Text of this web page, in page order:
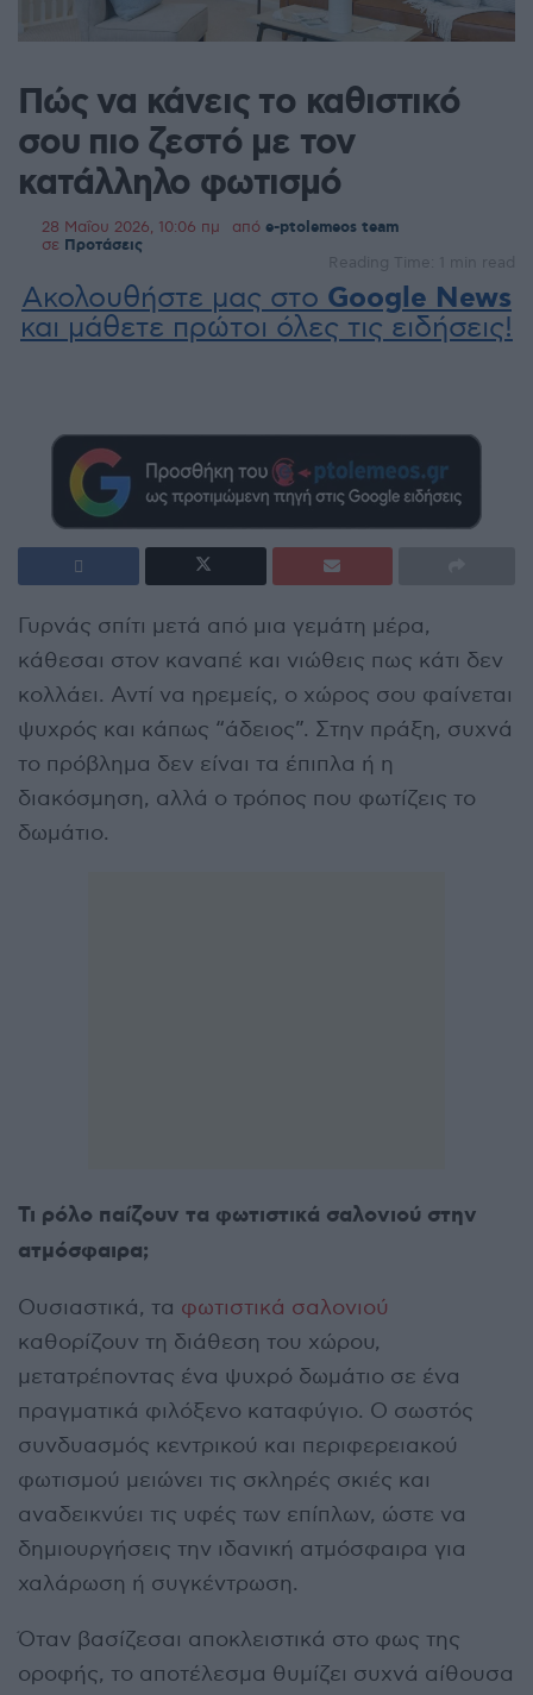
Πώς να κάνεις το καθιστικό
σου πιο ζεστό με τον
κατάλληλο φωτισμό
28 Μαΐου 2026, 10:06 πμ από e-ptolemeos team
σε Προτάσεις
Reading Time: 1 min read
Ακολουθήστε μας στο Google News
και μάθετε πρώτοι όλες τις ειδήσεις!
Γυρνάς σπίτι μετά από μια γεμάτη μέρα,
κάθεσαι στον καναπέ και νιώθεις πως κάτι δεν
κολλάει. Αντί να ηρεμείς, ο χώρος σου φαίνεται
ψυχρός και κάπως “άδειος”. Στην πράξη, συχνά
το πρόβλημα δεν είναι τα έπιπλα ή η
διακόσμηση, αλλά ο τρόπος που φωτίζεις το
δωμάτιο.
Τι ρόλο παίζουν τα φωτιστικά σαλονιού στην
ατμόσφαιρα;
Ουσιαστικά, τα φωτιστικά σαλονιού
καθορίζουν τη διάθεση του χώρου,
μετατρέποντας ένα ψυχρό δωμάτιο σε ένα
πραγματικά φιλόξενο καταφύγιο. Ο σωστός
συνδυασμός κεντρικού και περιφερειακού
φωτισμού μειώνει τις σκληρές σκιές και
αναδεικνύει τις υφές των επίπλων, ώστε να
δημιουργήσεις την ιδανική ατμόσφαιρα για
χαλάρωση ή συγκέντρωση.
Όταν βασίζεσαι αποκλειστικά στο φως της
οροφής, το αποτέλεσμα θυμίζει συχνά αίθουσα